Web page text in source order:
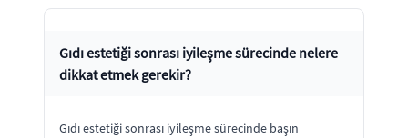
Gıdı estetiği sonrası iyileşme sürecinde nelere
dikkat etmek gerekir?
Gıdı estetiği sonrası iyileşme sürecinde başın